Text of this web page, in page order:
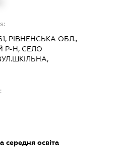
РІВНЕНСЬКА ОБЛ.,
Р-Н, СЕЛО
середня освіта